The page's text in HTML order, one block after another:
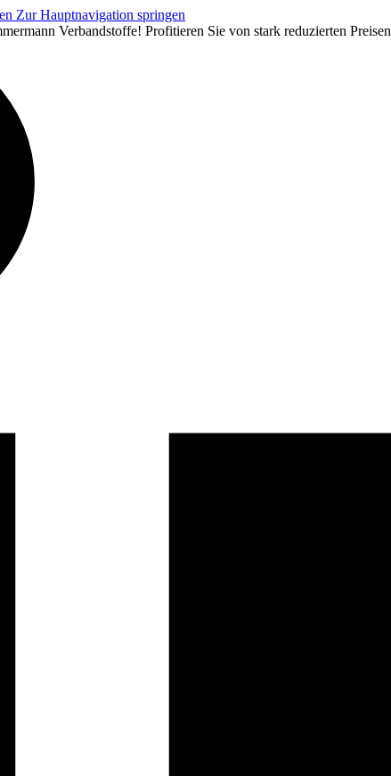
Zur Hauptnavigation springen
Verbandstoffe! Profitieren Sie von stark reduzierten Preisen